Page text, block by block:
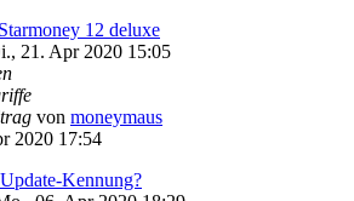
12 deluxe
21. Apr 2020 15:05
von moneymaus
2020 17:54
Kennung?